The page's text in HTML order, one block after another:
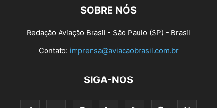
SOBRE NÓS
Redação Aviação Brasil - São Paulo (SP) - Brasil
Contato: imprensa@aviacaobrasil.com.br
SIGA-NOS